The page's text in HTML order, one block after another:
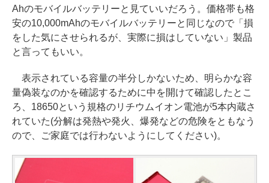
Ahのモバイルバッテリーと見ていいだろう。価格帯も格
安の10,000mAhのモバイルバッテリーと同じなので「損
をした気にさせられるが、実際に損はしていない」製品
と言ってもいい。
表示されている容量の半分しかないため、明らかな容
量偽装なのかを確認するために中を開けて確認したとこ
ろ、18650という規格のリチウムイオン電池が5本内蔵さ
れていた(分解は発熱や発火、爆発などの危険をともなう
ので、ご家庭では行わないようにしてください)。